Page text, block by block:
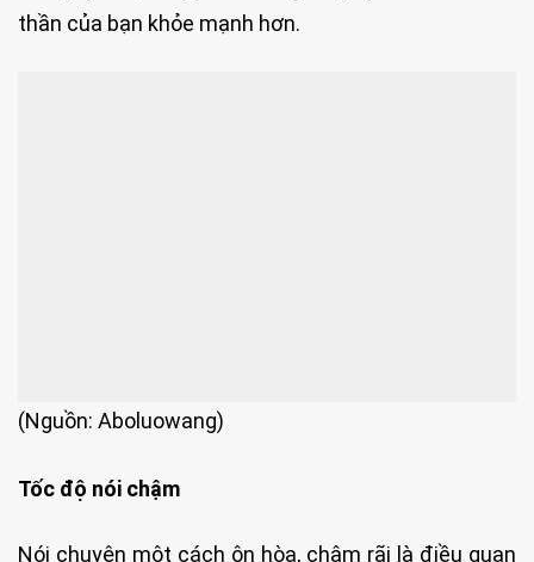
thần của bạn khỏe mạnh hơn.
(Nguồn: Aboluowang)
Tốc độ nói chậm
Nói chuyện một cách ôn hòa, chậm rãi là điều quan